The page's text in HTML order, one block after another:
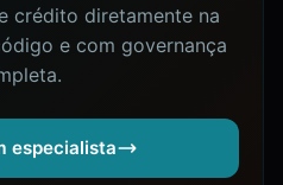
crédito diretamente na
e com governança
especialista